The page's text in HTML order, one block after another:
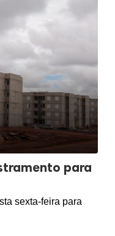
para
sexta-feira para